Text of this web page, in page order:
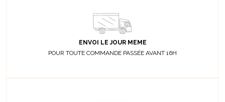
ENVOI LE JOUR MEME
POUR TOUTE COMMANDE PASSÉE AVANT 16H